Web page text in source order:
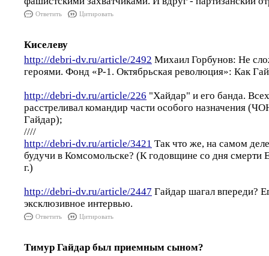
Ответить Цитировать
Киселеву
http://debri-dv.ru/article/2492 Михаил Горбунов: Не
героями. Фонд «Р-1. Октябрьская революция»: Как
http://debri-dv.ru/article/226 "Хайдар" и его банда.
расстреливал командир части особого назначения
Гайдар);
////
http://debri-dv.ru/article/3421 Так что же, на самом
будучи в Комсомольске? (К годовщине со дня смерти
г.)
http://debri-dv.ru/article/2447 Гайдар шагал впереди?
эксклюзивное интервью.
Ответить Цитировать
Тимур Гайдар был приемным сыном?